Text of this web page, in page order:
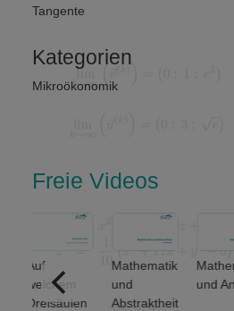
Tangente
Kategorien
Mikroökonomik
Freie Videos
Mathematik
Abstraktheit
Mathematik
und Angst